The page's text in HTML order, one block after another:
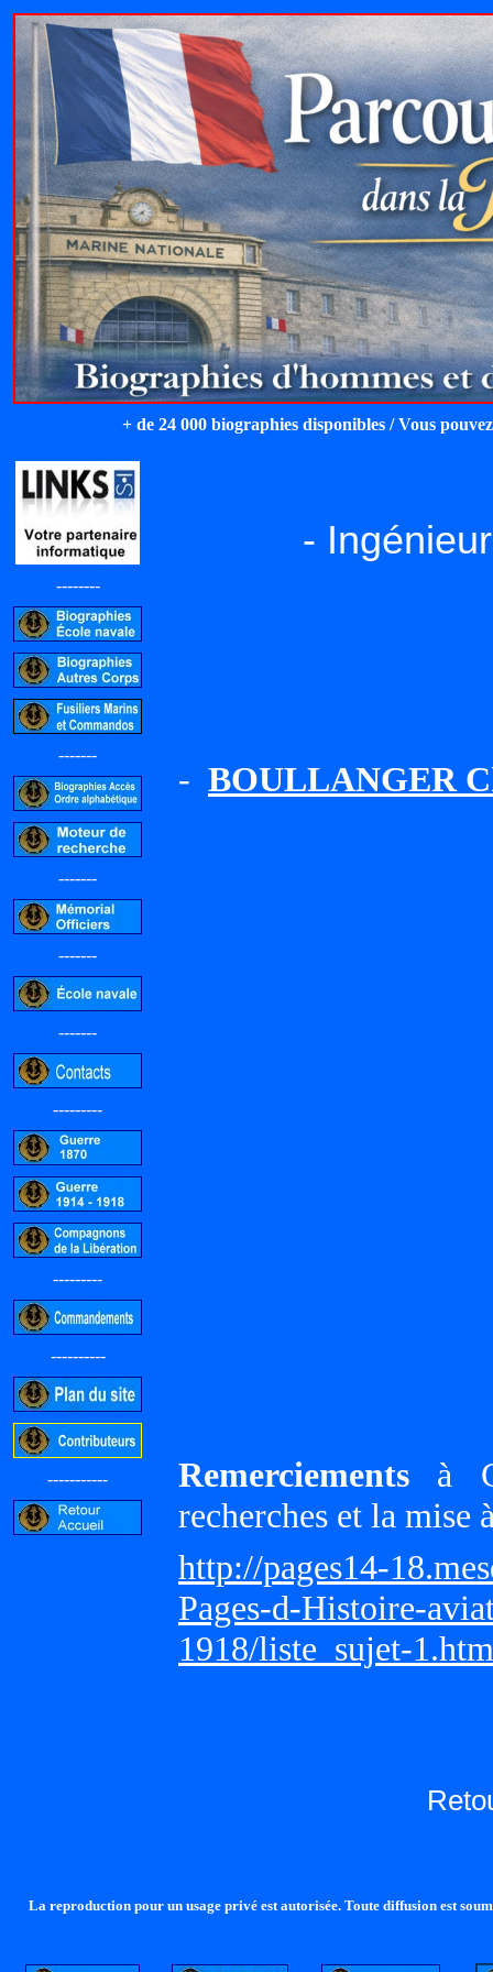
+ de 24 000 biographies disponibles / Vous
--------
-------
-------
-------
-------
---------
---------
----------
-----------
-
- BOULLANGER
Remerciements à
recherches et la mise
http://pages14-
Pages-d-Histoire-
1918/liste_sujet-1.htm
La reproduction pour un usage privé est autorisée. Toute diffusion est